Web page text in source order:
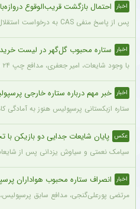
اخبار احتمال بازگشت قریب‌الوقوع
پس از پاسخ منفی CAS به درخواست استقلال، این باشگاه به درخواست بختیاری‌زاده قصد دارد قرارداد آنتونیو آدان، دروازه‌بان اسپانیایی فصل گذشته، را تمدید کند.
اخبار ستاره محبوب گل‌گهر در لیست خرید
با وجود شایعات، امیر جعفری، مدافع چپ ۲۴ ساله گل‌گهر، در لیست خرید مهدی تارتار قرار ندارد.
اخبار خبر مهم درباره ستاره خارجی
ستاره ازبکستانی پرسپولیس هنوز به آمادگی
عکس پایان شایعات جدایی دو بازیکن با
سیامک نعمتی و سیاوش یزدانی پس از
اخبار انصراف ستاره محبوب هواداران
مرتضی پورعلی‌گنجی، مدافع سابق پرسپولیس،